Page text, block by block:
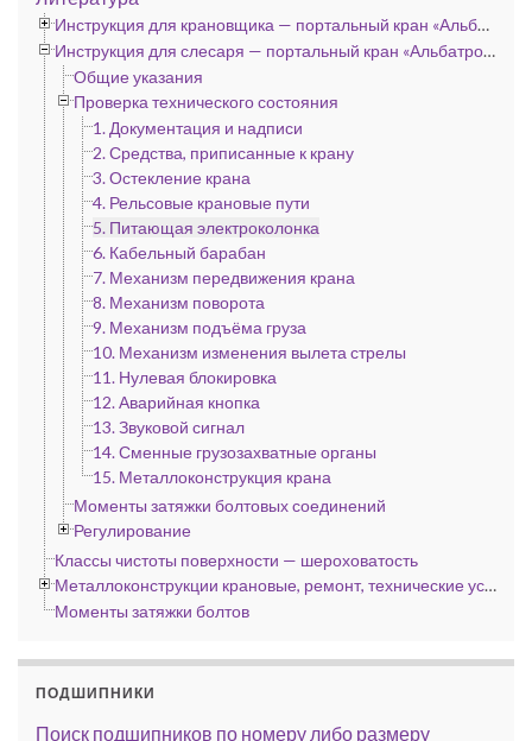
Инструкция для крановщика — портальный кран «Альбатрос», «Сокол» и «Кондор»
Инструкция для слесаря — портальный кран «Альбатрос», «Сокол» и «Кондор»
Общие указания
Проверка технического состояния
1. Документация и надписи
2. Средства, приписанные к крану
3. Остекление крана
4. Рельсовые крановые пути
5. Питающая электроколонка
6. Кабельный барабан
7. Механизм передвижения крана
8. Механизм поворота
9. Механизм подъёма груза
10. Механизм изменения вылета стрелы
11. Нулевая блокировка
12. Аварийная кнопка
13. Звуковой сигнал
14. Сменные грузозахватные органы
15. Металлоконструкция крана
Моменты затяжки болтовых соединений
Регулирование
Классы чистоты поверхности — шероховатость
Металлоконструкции крановые, ремонт, технические условия
Моменты затяжки болтов
ПОДШИПНИКИ
Поиск подшипников по номеру либо размеру